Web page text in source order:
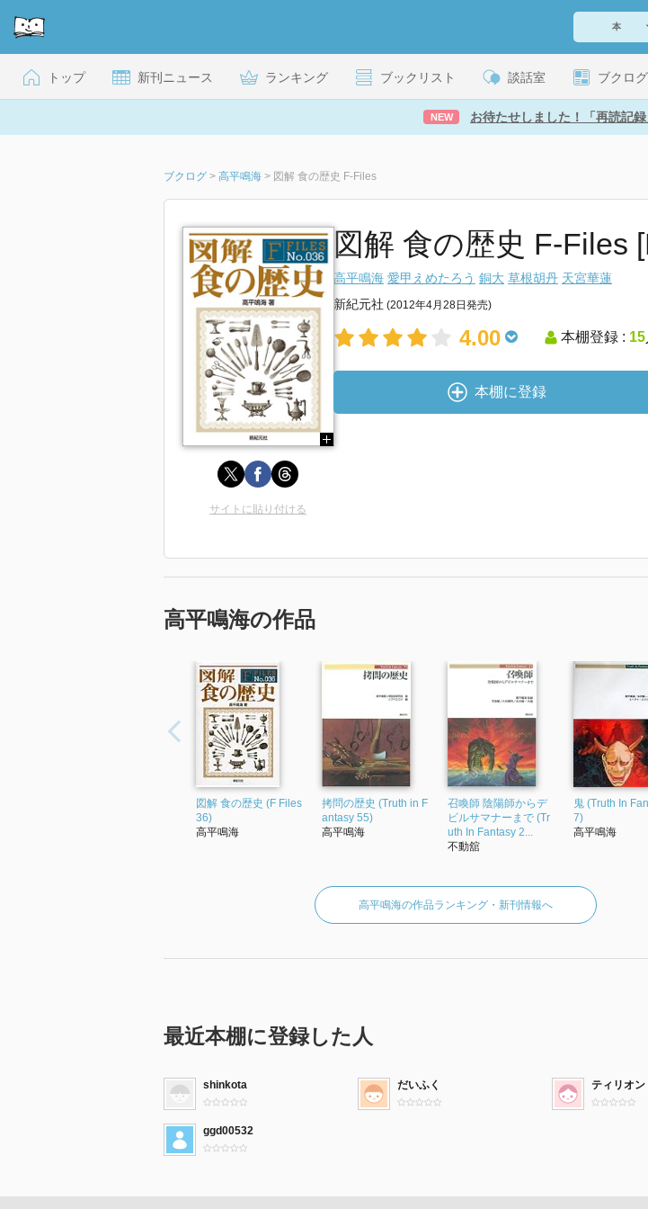
トップ 新刊ニュース ランキング ブックリスト 談話室 ブクロ
NEW お待たせしました！「再読記
ブクログ > 高平鳴海 > 図解 食の歴史 F‐Files
図解 食の歴史 F‐Files
高平鳴海 愛甲えめたろう 銅大 草根胡丹 天宮華蓮
新紀元社 (2012年4月28日発売)
4.00 本棚登録 : 15
本棚に登録
サイトに貼り付ける
高平鳴海の作品
図解 食の歴史 (F Files
36)
高平鳴海
拷問の歴史 (Truth in F
antasy 55)
高平鳴海
召喚師 陰陽師からデ
ビルサマナーまで (Tr
uth In Fantasy 2...
不動舘
鬼 (Truth In
7)
高平鳴海
高平鳴海の作品ランキング・新刊情報へ
最近本棚に登録した人
shinkota だいふく ティリオン
ggd00532